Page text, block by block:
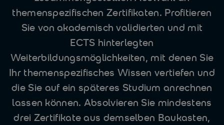
themenspezifischen Zertifikaten. Profitieren
Sie von akademisch validierten und mit
ECTS hinterlegten
Weiterbildungsmöglichkeiten, mit denen Sie
Ihr themenspezifisches Wissen vertiefen und
die Sie auf ein späteres Studium anrechnen
lassen können. Absolvieren Sie mindestens
drei Zertifikate aus demselben Baukasten,